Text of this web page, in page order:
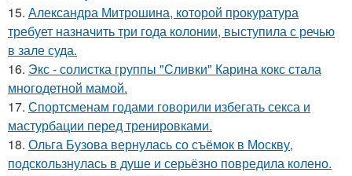
15. Александра Митрошина, которой прокуратура
требует назначить три года колонии, выступила с речью
в зале суда.
16. Экс - солистка группы "Сливки" Карина кокс стала
многодетной мамой.
17. Спортсменам годами говорили избегать секса и
мастурбации перед тренировками.
18. Ольга Бузова вернулась со съёмок в Москву,
подскользнулась в душе и серьёзно повредила колено.